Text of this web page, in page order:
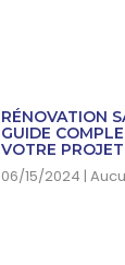
RÉNOVATION
GUIDE
VOTRE PROJET
06/15/2024